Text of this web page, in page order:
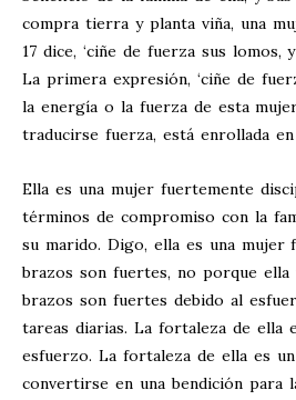
compra tierra y planta viña, una
17 dice, ‘ciñe de fuerza sus lomos,
La primera expresión, ‘ciñe de
la energía o la fuerza de esta
traducirse fuerza, está enrollada en
Ella es una mujer fuertemente
términos de compromiso con la
su marido. Digo, ella es una mujer
brazos son fuertes, no porque ella
brazos son fuertes debido al
tareas diarias. La fortaleza de ella
esfuerzo. La fortaleza de ella es
convertirse en una bendición para